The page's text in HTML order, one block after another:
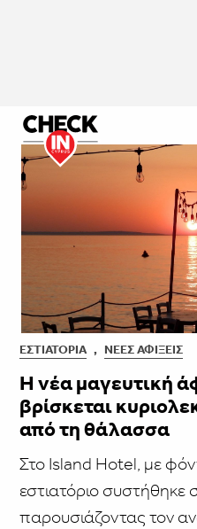
ΕΣΤΙΑΤΌΡΙΑ , ΝΈΕΣ ΑΦΊΞΕΙΣ
Η νέα μαγευτική
βρίσκεται
από τη θάλασσα
Στο Island Hotel, με
εστιατόριο συστήθηκε
παρουσιάζοντας τον